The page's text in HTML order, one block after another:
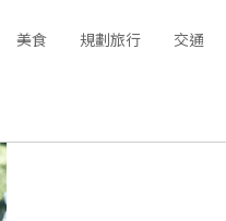
美食 規劃旅行 交通